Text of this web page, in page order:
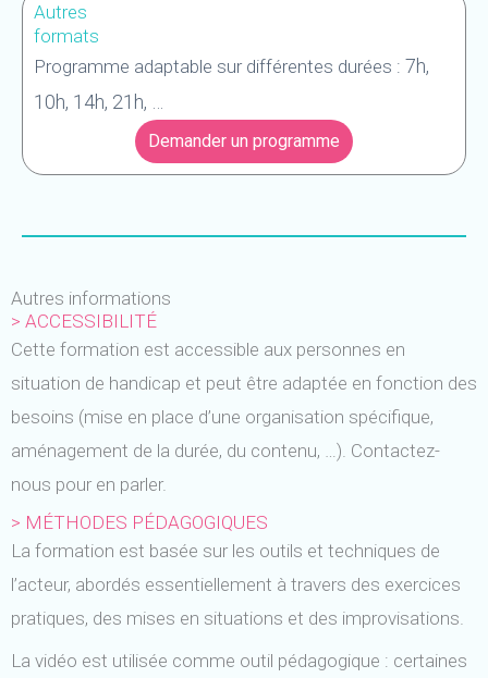
Autres
formats
Programme adaptable sur différentes durées : 7h,
10h, 14h, 21h, …
Demander un programme
Autres informations
> ACCESSIBILITÉ
Cette formation est accessible aux personnes en
situation de handicap et peut être adaptée en fonction des
besoins (mise en place d’une organisation spécifique,
aménagement de la durée, du contenu, …). Contactez-
nous pour en parler.
> MÉTHODES PÉDAGOGIQUES
La formation est basée sur les outils et techniques de
l’acteur, abordés essentiellement à travers des exercices
pratiques, des mises en situations et des improvisations.
La vidéo est utilisée comme outil pédagogique : certaines